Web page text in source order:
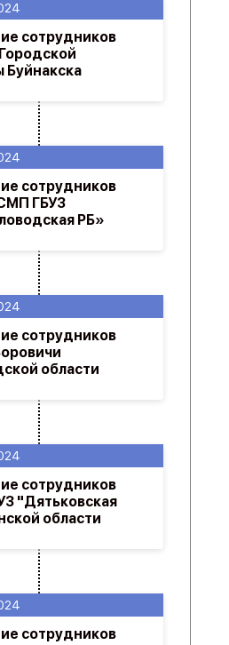
сотрудников
сотрудников
"Дятьковская
области
сотрудников
области
сотрудников
ГБУЗ
РБ»
сотрудников
Буйнакска